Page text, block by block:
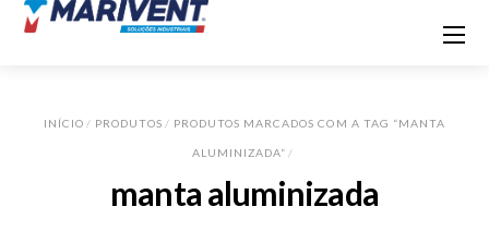
INÍCIO / PRODUTOS/ PRODUTOS MARCADOS COM A TAG “MANTA
ALUMINIZADA” /
manta aluminizada